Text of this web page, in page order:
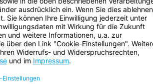
tesa
4671
tesa
53799
tesa 53949 tesa 53999 tesa 4688
+++ ++++ ++++ ++++
+++ +++ +++ +++ +++